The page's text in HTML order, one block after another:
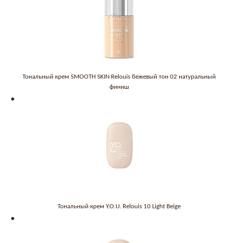
Тональный крем SMOOTH SKIN Relouis бежевый тон 02 натуральный
финиш
Тональный крем Y.O.U. Relouis 10 Light Beige